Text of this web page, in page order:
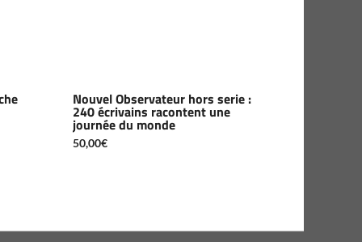
Nouvel Observateur hors serie :
240 écrivains racontent une
journée du monde
50,00€